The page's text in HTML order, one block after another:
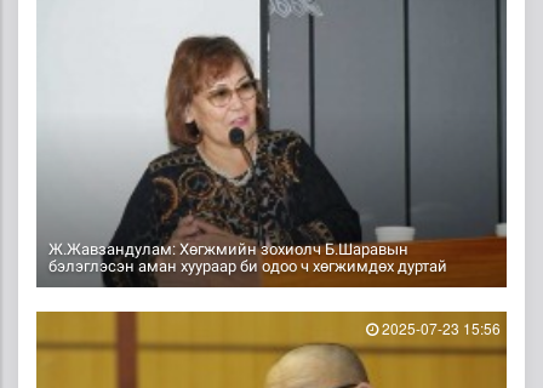
Ж.Жавзандулам: Хөгжмийн зохиолч Б.Шаравын
бэлэглэсэн аман хуураар би одоо ч хөгжимдөх дуртай
2025-07-23 15:56